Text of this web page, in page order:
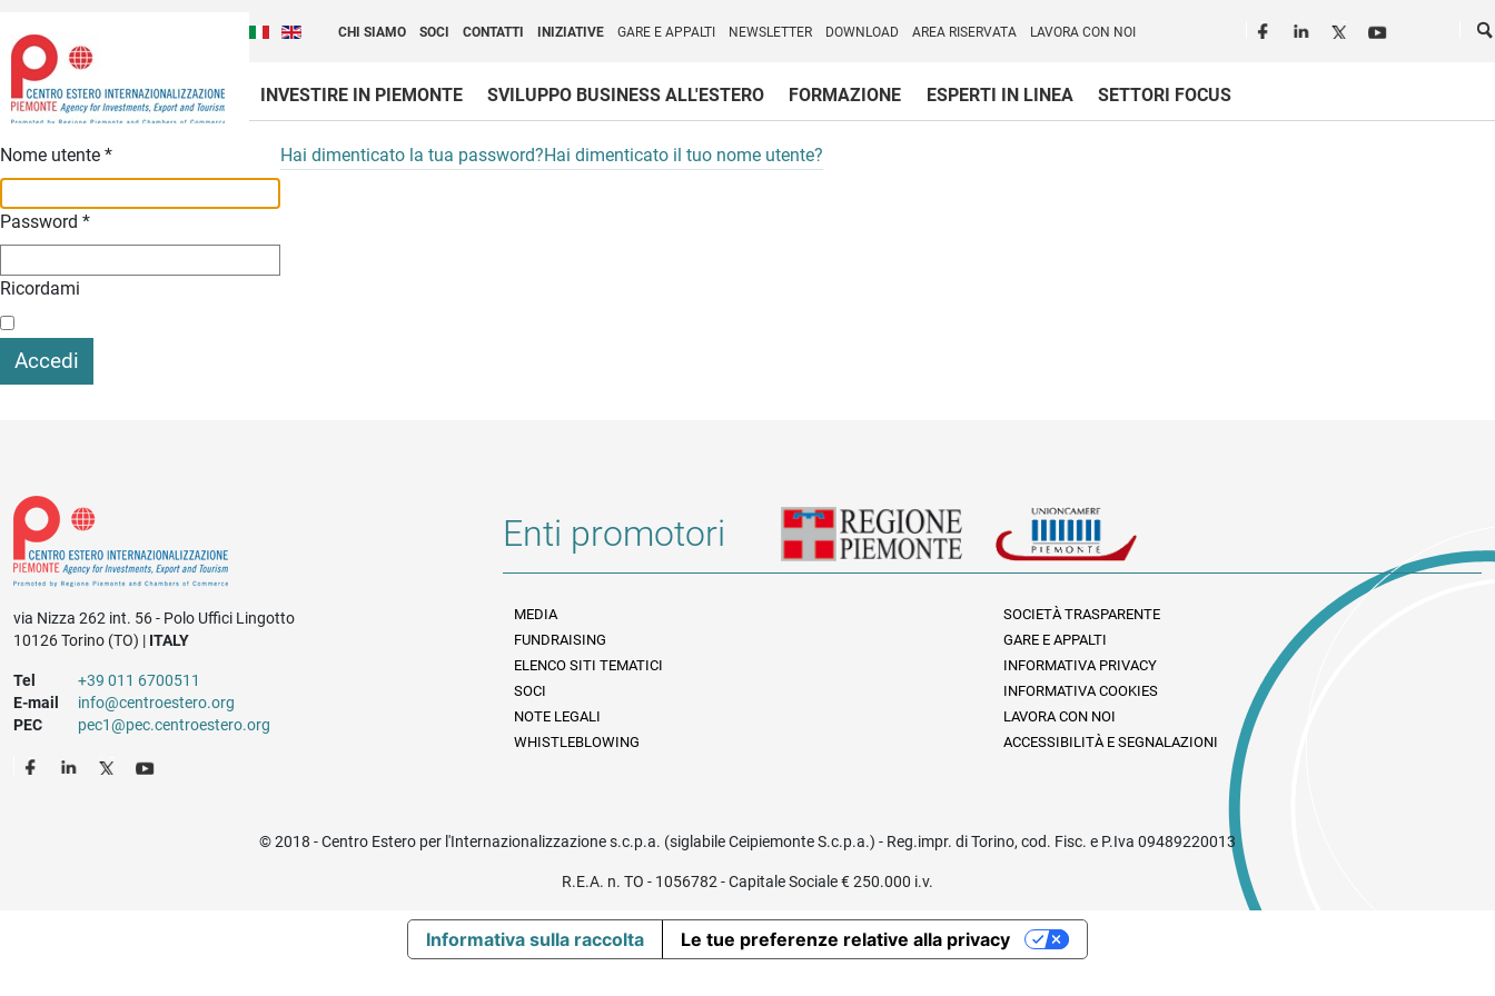
Italiano (Italia)
English (United Kingdom)
CHI SIAMO SOCI CONTATTI INIZIATIVE GARE E APPALTI NEWSLETTER DOWNLOAD AREA RISERVATA LAVORA CON NOI Seguici in rete
INVESTIRE IN PIEMONTE SVILUPPO BUSINESS ALL'ESTERO FORMAZIONE ESPERTI IN LINEA
SETTORI FOCUS
Nome utente *
Password *
Ricordami
Accedi
Hai dimenticato la tua password?Hai dimenticato il tuo nome utente?
via Nizza 262 int. 56 - Polo Uffici Lingotto
10126 Torino (TO) | ITALY
Tel
+39 011 6700511
E-mail
info@centroestero.org
PEC
pec1@pec.centroestero.org
Enti promotori
Informazioni legali e trasparenza
MEDIA
SOCIETÀ TRASPARENTE
FUNDRAISING
GARE E APPALTI
ELENCO SITI TEMATICI
INFORMATIVA PRIVACY
SOCI
INFORMATIVA COOKIES
NOTE LEGALI
LAVORA CON NOI
WHISTLEBLOWING
ACCESSIBILITÀ E SEGNALAZIONI
© 2018 - Centro Estero per l'Internazionalizzazione s.c.p.a. (siglabile Ceipiemonte S.c.p.a.) - Reg.impr. di Torino, cod. Fisc. e P.Iva 09489220013
R.E.A. n. TO - 1056782 - Capitale Sociale € 250.000 i.v.
Informativa sulla raccolta Le tue preferenze relative alla privacy